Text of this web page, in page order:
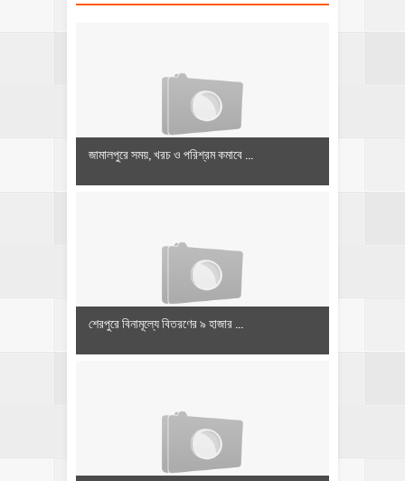
জামালপুরে সময়, খরচ ও পরিশ্রম কমাবে ...
শেরপুরে বিনামূল্যে বিতরণের ৯ হাজার ...